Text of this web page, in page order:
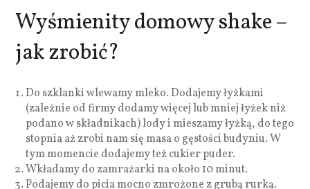
Wyśmienity domowy shake –
jak zrobić?
Do szklanki wlewamy mleko. Dodajemy łyżkami
(zależnie od firmy dodamy więcej lub mniej łyżek niż
podano w składnikach) lody i mieszamy łyżką, do tego
stopnia aż zrobi nam się masa o gęstości budyniu. W
tym momencie dodajemy też cukier puder.
Wkładamy do zamrażarki na około 10 minut.
Podajemy do picia mocno zmrożone z grubą rurką.